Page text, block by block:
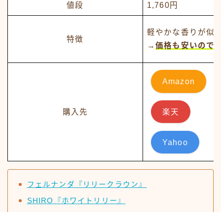
値段 1,760円
特徴
軽やかな香りが似
→ 価格も安いので
購入先
Amazon
楽天
Yahoo
フェルナンダ『リリークラウン』
SHIRO『ホワイトリリー』